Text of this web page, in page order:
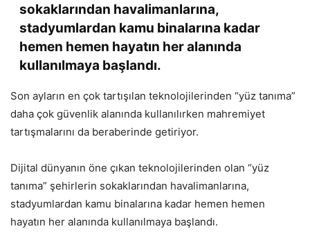
sokaklarından havalimanlarına,
stadyumlardan kamu binalarına kadar
hemen hemen hayatın her alanında
kullanılmaya başlandı.
Son ayların en çok tartışılan teknolojilerinden “yüz tanıma”
daha çok güvenlik alanında kullanılırken mahremiyet
tartışmalarını da beraberinde getiriyor.
Dijital dünyanın öne çıkan teknolojilerinden olan “yüz
tanıma” şehirlerin sokaklarından havalimanlarına,
stadyumlardan kamu binalarına kadar hemen hemen
hayatın her alanında kullanılmaya başlandı.